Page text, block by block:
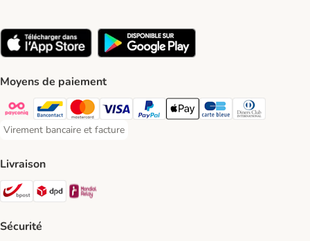
Moyens de paiement
Payconiq Payment Method
Bancontact Payment Method
Mastercard Payment Method
Visa Payment Method
Paypal Payment Method
Apple Pay Payment Method
Carte bleue Payment
Diners club
Virement bancaire et facture
Virement bancaire et facture Payment Method
Livraison
Bpost Shipping Method
DPD Shipping Method
Sécurité